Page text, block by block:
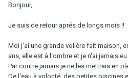
Bonjour,
Je suis de retour aprés de longs mois !!
Moi j'ai une grande volière fait maison,
ans, elle est à l'ombre et je n'ai jamais
Par contre jamais je ne les mettrais en
De l'eau à volonté, des petites piscines